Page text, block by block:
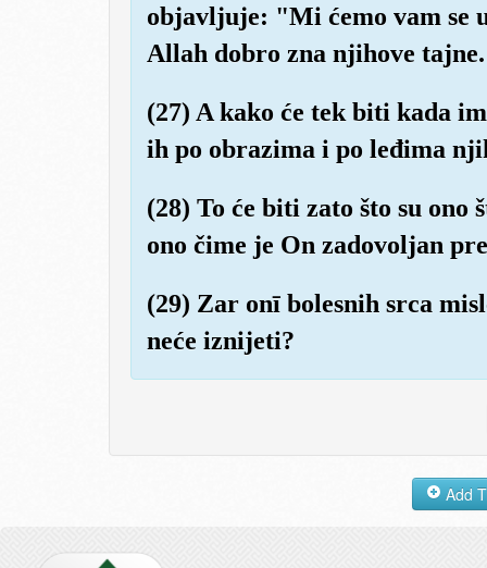
objavljuje: "Mi ćemo vam se
Allah dobro zna njihove tajne.
(27) A kako će tek biti kada
ih po obrazima i po leđima
(28) To će biti zato što su
ono čime je On zadovoljan
(29) Zar onī bolesnih srca
neće iznijeti?